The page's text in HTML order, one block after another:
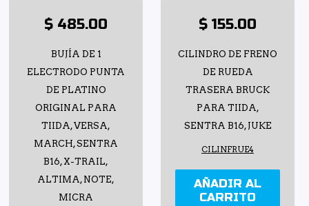
$ 485.00
BUJÍA DE 1
ELECTRODO PUNTA
DE PLATINO
ORIGINAL PARA
TIIDA, VERSA,
MARCH, SENTRA
B16, X-TRAIL,
ALTIMA, NOTE,
MICRA
$ 155.00
CILINDRO DE FRENO
DE RUEDA
TRASERA BRUCK
PARA TIIDA,
SENTRA B16, JUKE
CILINFRUE4
AÑADIR AL
CARRITO